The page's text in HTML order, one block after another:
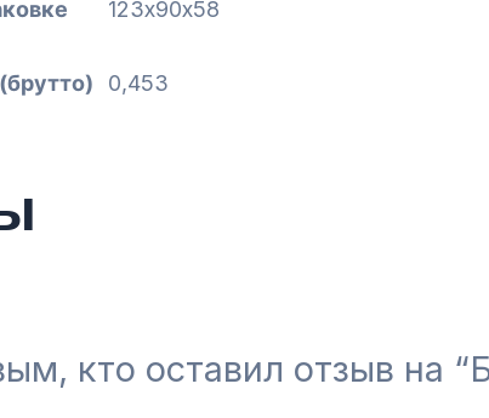
123х90х58
0,453
кто оставил отзыв на